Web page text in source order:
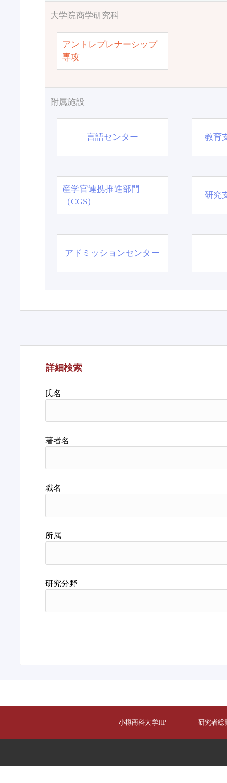
大学院商学研究科
アントレプレナーシップ
専攻
附属施設
言語センター 教育
産学官連携推進部門
（CGS）
研究
アドミッションセンター
詳細検索
氏名
著者名
職名
所属
研究分野
小樽商科大学HP 研究者総